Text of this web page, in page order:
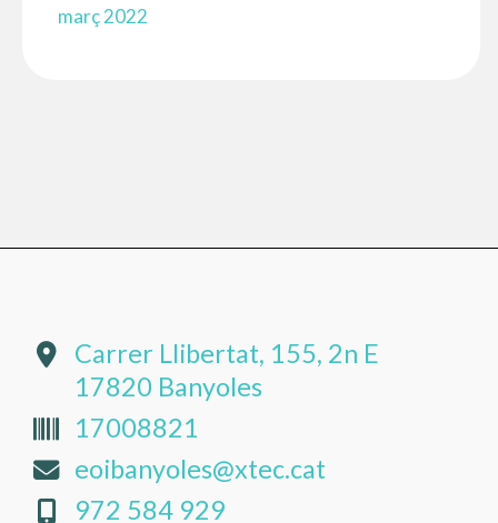
març 2022
Carrer Llibertat, 155, 2n E
17820 Banyoles
17008821
eoibanyoles@xtec.cat
972 584 929